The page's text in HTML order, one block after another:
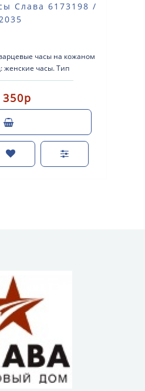
Слава 6173198 /
часы на кожаном
женские часы. Тип
Корпус: алю..